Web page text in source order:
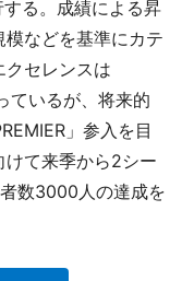
る。成績による昇
などを基準にカテ
クセレンスは
ているが、将来的
」参入を目
て来季から2シー
数3000人の達成を